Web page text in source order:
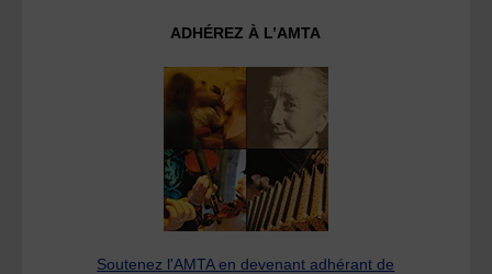
ADHÉREZ À L’AMTA
Soutenez l'AMTA en devenant adhérant de